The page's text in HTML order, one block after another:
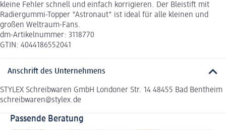
kleine Fehler schnell und einfach korrigieren. Der Bleistift mit
Radiergummi-Topper "Astronaut" ist ideal für alle kleinen und
großen Weltraum-Fans.
dm-Artikelnummer: 3118770
GTIN: 4044186552041
Anschrift des Unternehmens
STYLEX Schreibwaren GmbH Londoner Str. 14 48455 Bad Bentheim
schreibwaren@stylex.de
Passende Beratung